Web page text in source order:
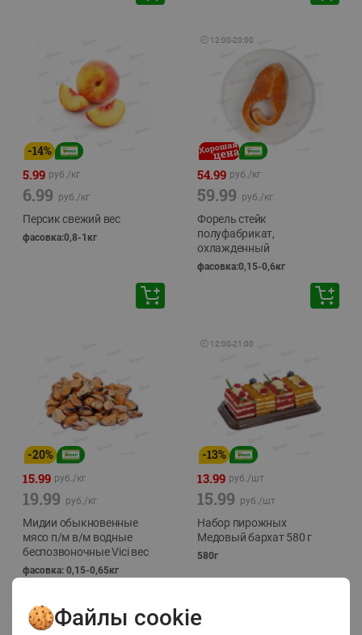
-14%
5.99 руб./кг
6.99 руб./кг
Персик свежий вес
фасовка:0,8-1кг
🕘 12:00-20:00
54.99 руб./кг
59.99 руб./кг
Форель стейк
полуфабрикат,
охлажденный
фасовка:0,15-0,6кг
-20%
15.99 руб./кг
19.99 руб./кг
Мидии обыкновенные
мясо п/м в/м водные
беспозвоночные Vici вес
фасовка: 0,15-0,65кг
🕘 12:00-21:00
-13%
13.99 руб./шт
15.99 руб./шт
Набор пирожных
Медовый бархат 580 г
580г
Файлы cookie